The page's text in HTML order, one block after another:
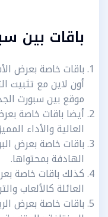
باقات بين
باقات خاصة بعرض
أون لاين مع تثبيت
موقع بين سبورت
أيضا باقات خاصة
العالية والأداء
باقات خاصة بعرض
الهادفة بمحتواها.
كذلك باقات خاصة
العائلة كالألعاب
باقات خاصة بعرض